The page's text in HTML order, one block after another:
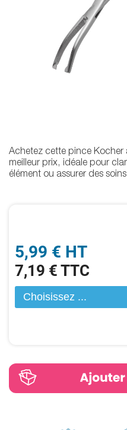
5,99 € HT
7,19 € TTC
Achetez cette pince Kocher
meilleur prix, idéale pour
élément ou assurer des soins